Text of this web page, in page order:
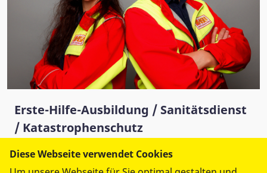
Erste-Hilfe-Ausbildung / Sanitätsdienst
/ Katastrophenschutz
Ausbildung@asb-ov-chemnitz.de
Diese Webseite verwendet Cookies